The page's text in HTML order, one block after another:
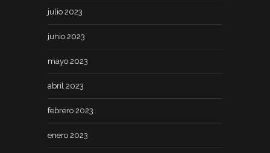
julio 2023
junio 2023
mayo 2023
abril 2023
febrero 2023
enero 2023